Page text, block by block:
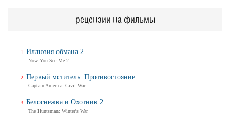
рецензии на фильмы
Иллюзия обмана 2
Now You See Me 2
Первый мститель: Противостояние
Captain America: Civil War
Белоснежка и Охотник 2
The Huntsman: Winter's War